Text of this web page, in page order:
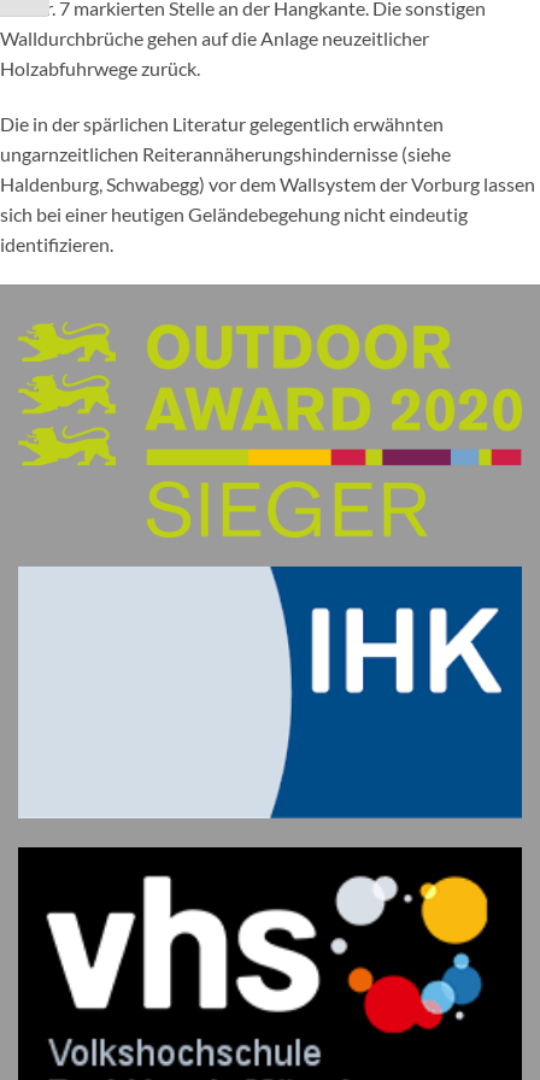
der Nr. 7 markierten Stelle an der Hangkante. Die sonstigen
Walldurchbrüche gehen auf die Anlage neuzeitlicher
Holzabfuhrwege zurück.
Die in der spärlichen Literatur gelegentlich erwähnten
ungarnzeitlichen Reiterannäherungshindernisse (siehe
Haldenburg, Schwabegg) vor dem Wallsystem der Vorburg lassen
sich bei einer heutigen Geländebegehung nicht eindeutig
identifizieren.